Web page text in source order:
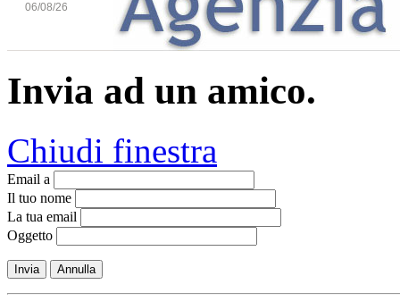
06/08/26
Invia ad un amico.
Chiudi finestra
Email a
Il tuo nome
La tua email
Oggetto
Invia Annulla